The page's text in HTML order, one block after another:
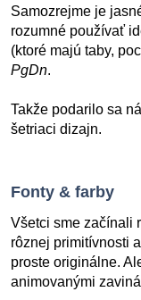
Samozrejme je
rozumné používať
(ktoré majú taby,
PgDn.
Takže podarilo sa
šetriaci dizajn.
Fonty & farby
Všetci sme začínali
rôznej primitívnosti
proste originálne.
animovanými